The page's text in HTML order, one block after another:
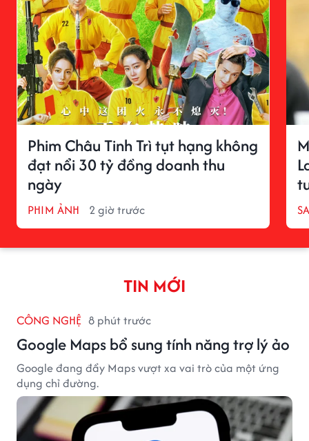
Phim Châu Tinh Trì tụt hạng không
đạt nổi 30 tỷ đồng doanh thu
ngày
PHIM ẢNH 2 giờ trước
TIN MỚI
CÔNG NGHỆ 8 phút trước
Google Maps bổ sung tính năng trợ lý ảo
Google đang đẩy Maps vượt xa vai trò của một ứng
dụng chỉ đường.